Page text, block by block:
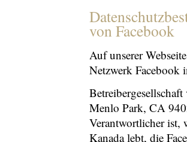
von Facebook
Auf unserer
Netzwerk Facebook
Menlo Park, CA
Verantwortlicher ist,
Kanada lebt, die